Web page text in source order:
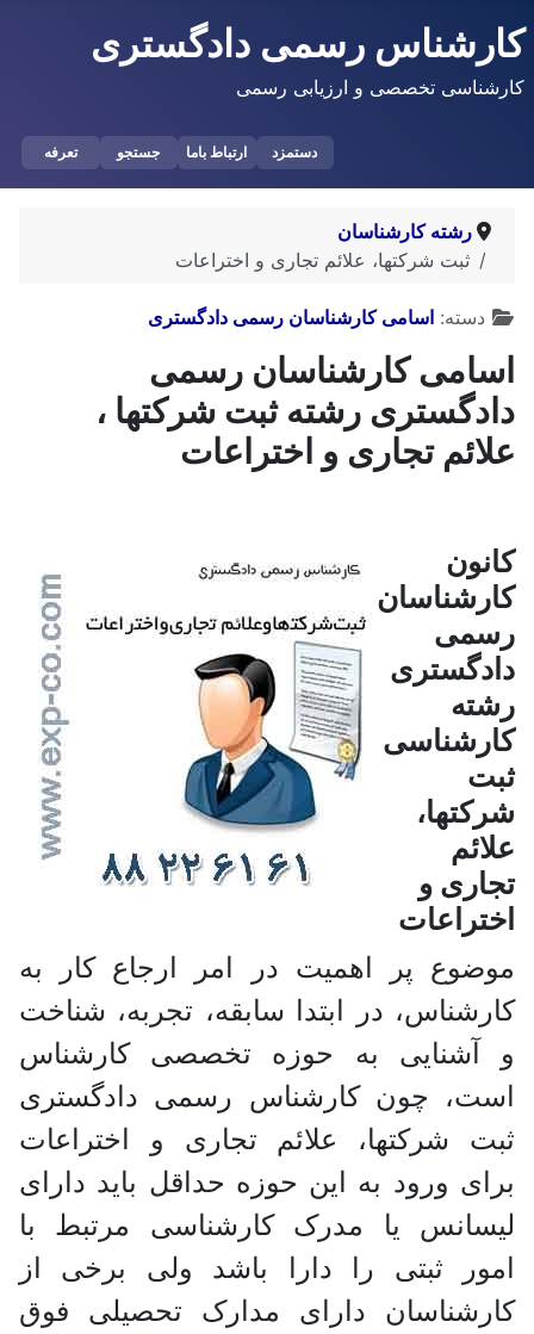
کارشناس رسمی دادگستری
کارشناسی تخصصی و ارزیابی رسمی
دستمزد ارتباط باما جستجو تعرفه
رشته کارشناسان
ثبت شرکتها، علائم تجاری و اختراعات
توضیحات
دسته: اسامی کارشناسان رسمی دادگستری
اسامی کارشناسان رسمی
دادگستری رشته ثبت شرکتها ،
علائم تجاری و اختراعات
کانون
کارشناسان
رسمی
دادگستری
رشته
کارشناسی
ثبت
شرکتها،
علائم
تجاری و
اختراعات
موضوع پر اهمیت در امر ارجاع کار به
کارشناس، در ابتدا سابقه، تجربه، شناخت
و آشنایی به حوزه تخصصی کارشناس
است، چون کارشناس رسمی دادگستری
ثبت شرکتها، علائم تجاری و اختراعات
برای ورود به این حوزه حداقل باید دارای
لیسانس یا مدرک کارشناسی مرتبط با
امور ثبتی را دارا باشد ولی برخی از
کارشناسان دارای مدارک تحصیلی فوق